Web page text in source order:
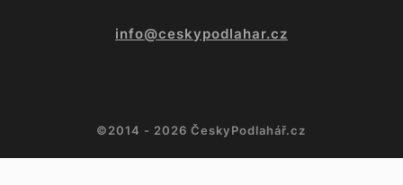
info@ceskypodlahar.cz
©2014 - 2026 ČeskyPodlahář.cz